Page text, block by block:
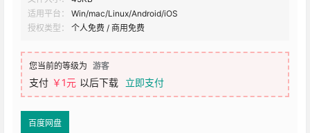
适用平台：
Win/mac/Linux/Android/iOS
授权类型：
个人免费 / 商用免费
您当前的等级为 游客
支付 ￥1元 以后下载 立即支付
百度网盘